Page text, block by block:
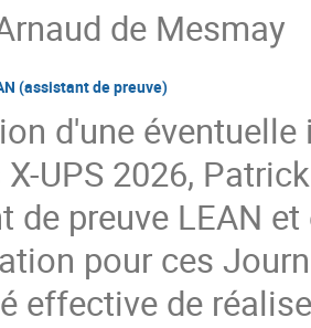
de Mesmay
(assistant de preuve)
d'une
UPS 2026,
de preuve LEAN
pour ces
effective de